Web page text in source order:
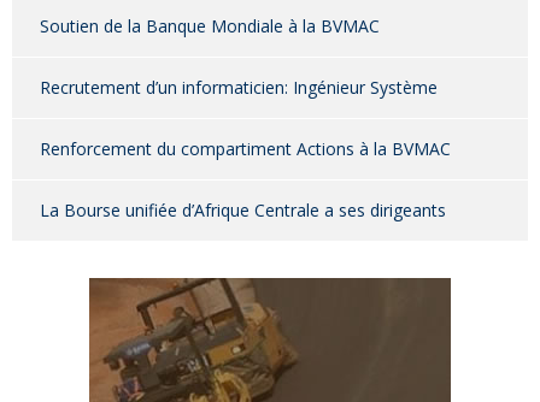
Soutien de la Banque Mondiale à la BVMAC
Recrutement d’un informaticien: Ingénieur Système
Renforcement du compartiment Actions à la BVMAC
La Bourse unifiée d’Afrique Centrale a ses dirigeants